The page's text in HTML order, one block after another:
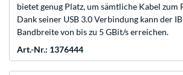
bietet genug Platz, um sämtliche Kabel zum
Dank seiner USB 3.0 Verbindung kann der
Bandbreite von bis zu 5 GBit/s erreichen.
Art.-Nr.: 1376444